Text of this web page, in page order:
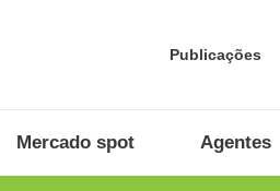
Publicações
Mercado spot Agentes